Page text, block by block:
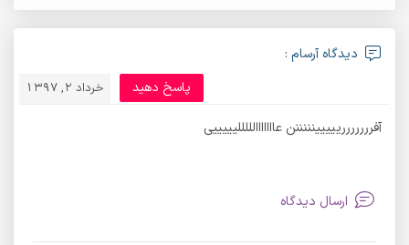
دیدگاه آرسام :
خرداد 2, 1397 پاسخ دهید
آفرررررررییییینننننن عااااااالللللیییییی
ارسال دیدگاه